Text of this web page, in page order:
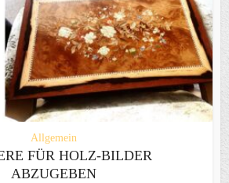
Allgemein
FÜR HOLZ-BILDER
ABZUGEBEN